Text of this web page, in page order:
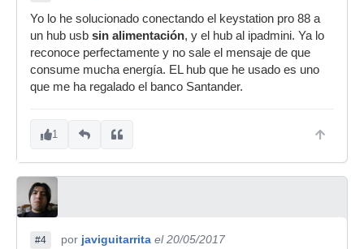
Yo lo he solucionado conectando el keystation pro 88 a
un hub usb sin alimentación, y el hub al ipadmini. Ya lo
reconoce perfectamente y no sale el mensaje de que
consume mucha energía. EL hub que he usado es uno
que me ha regalado el banco Santander.
1
#4 por javiguitarrita el 20/05/2017